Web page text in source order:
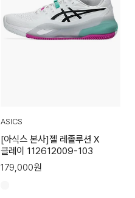
ASICS
[아식스 본사]젤 레졸루션 X
클레이 112612009-103
179,000원